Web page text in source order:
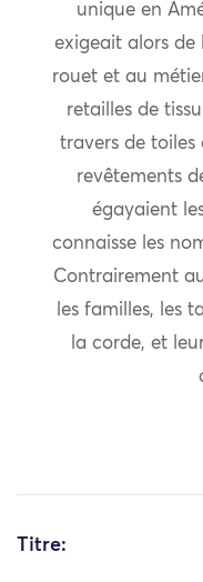
unique en
exigeait alors de
rouet et au
retailles de
travers de toiles
revêtements
égayaient
connaisse les
Contrairement
les familles, les
la corde, et
Titre: